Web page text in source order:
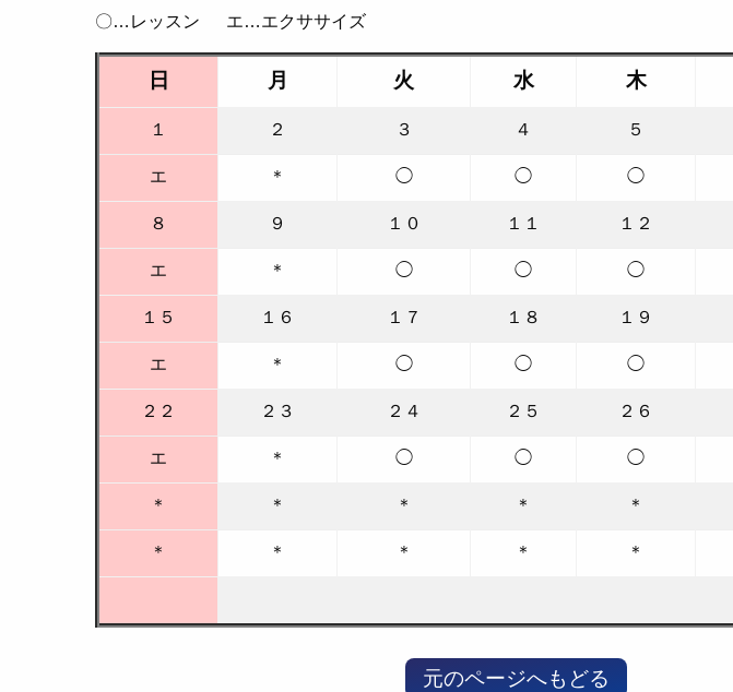
〇…レッスン エ…エクササイズ
日 月 火 水 木
１ ２ ３ ４ ５
エ ＊ ◯ ◯ ◯
８ ９ １０ １１ １２
エ ＊ ◯ ◯ ◯
１５ １６ １７ １８ １９
エ ＊ ◯ ◯ ◯
２２ ２３ ２４ ２５ ２６
エ ＊ ◯ ◯ ◯
＊ ＊ ＊ ＊ ＊
＊ ＊ ＊ ＊ ＊
元のページへもどる